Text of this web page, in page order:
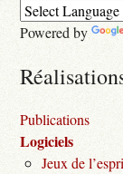
Powered by
Publications
Logiciels
Jeux de